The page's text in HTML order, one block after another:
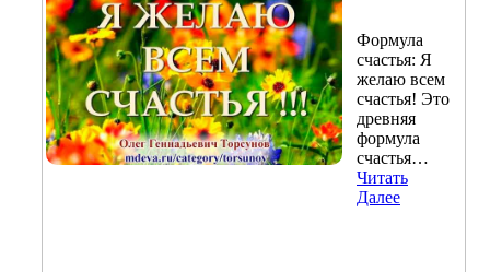
Формула
счастья: Я
желаю всем
счастья! Это
древняя
формула
счастья…
Читать
Далее